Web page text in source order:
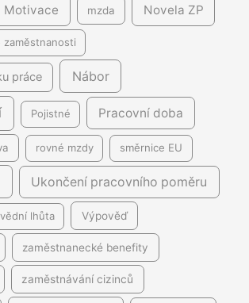
Motivace mzda Novela ZP
zaměstnanosti
práce Nábor
Pojistné Pracovní doba
rovné mzdy směrnice EU
Ukončení pracovního poměru
lhůta Výpověď
zaměstnanecké benefity
zaměstnávání cizinců